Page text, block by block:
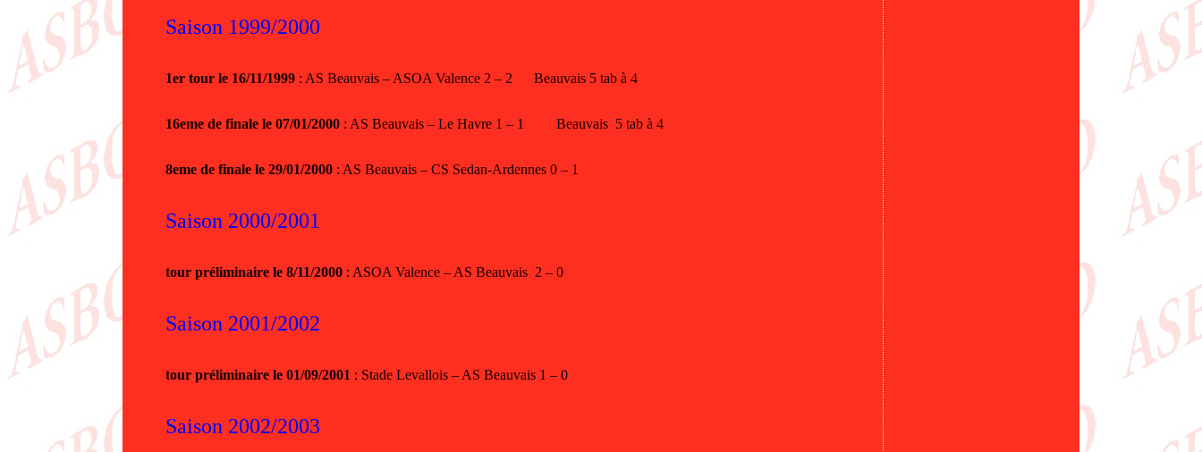
Saison 1999/2000
1er tour le 16/11/1999 : AS Beauvais – ASOA Valence 2 – 2 Beauvais 5 tab à 4
16eme de finale le 07/01/2000 : AS Beauvais – Le Havre 1 – 1 Beauvais 5 tab à 4
8eme de finale le 29/01/2000 : AS Beauvais – CS Sedan-Ardennes 0 – 1
Saison 2000/2001
tour préliminaire le 8/11/2000 : ASOA Valence – AS Beauvais 2 – 0
Saison 2001/2002
tour préliminaire le 01/09/2001 : Stade Levallois – AS Beauvais 1 – 0
Saison 2002/2003